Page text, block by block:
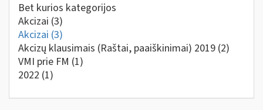
Bet kurios kategorijos
Akcizai (3)
Akcizai (3)
Akcizų klausimais (Raštai, paaiškinimai) 2019 (2)
VMI prie FM (1)
2022 (1)